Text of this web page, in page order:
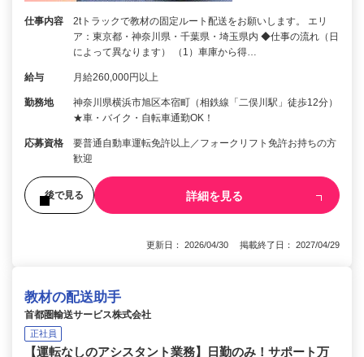
仕事内容
2tトラックで教材の固定ルート配送をお願いします。 エリ
ア：東京都・神奈川県・千葉県・埼玉県内 ◆仕事の流れ（日
によって異なります） （1）車庫から得…
給与 月給260,000円以上
勤務地
神奈川県横浜市旭区本宿町（相鉄線「二俣川駅」徒歩12分）
★車・バイク・自転車通勤OK！
応募資格
要普通自動車運転免許以上／フォークリフト免許お持ちの方
歓迎
後で見る 詳細を見る
更新日： 2026/04/30 掲載終了日： 2027/04/29
教材の配送助手
首都圏輸送サービス株式会社
正社員
【運転なしのアシスタント業務】日勤のみ！サポート万